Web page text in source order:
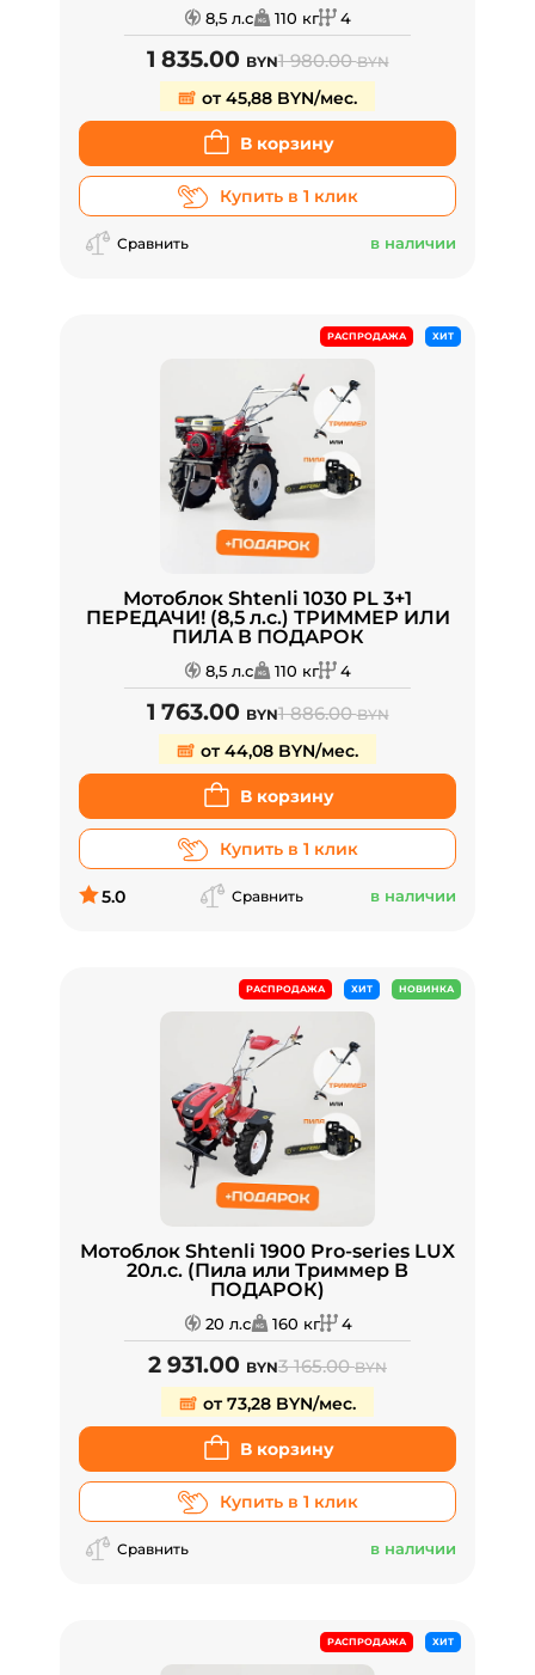
8,5 л.с 110 кг 4
1 835.00 BYN1 980.00BYN
от 45,88 BYN/мес.
В корзину
Купить в 1 клик
Сравнить в наличии
РАСПРОДАЖА ХИТ
Мотоблок Shtenli 1030 PL 3+1
ПЕРЕДАЧИ! (8,5 л.с.) ТРИММЕР ИЛИ
ПИЛА В ПОДАРОК
8,5 л.с 110 кг 4
1 763.00 BYN1 886.00BYN
от 44,08 BYN/мес.
В корзину
Купить в 1 клик
5.0 Сравнить в наличии
РАСПРОДАЖА ХИТ НОВИНКА
Мотоблок Shtenli 1900 Pro-series LUX
20л.с. (Пила или Триммер В
ПОДАРОК)
20 л.с 160 кг 4
2 931.00 BYN3 165.00BYN
от 73,28 BYN/мес.
В корзину
Купить в 1 клик
Сравнить в наличии
РАСПРОДАЖА ХИТ